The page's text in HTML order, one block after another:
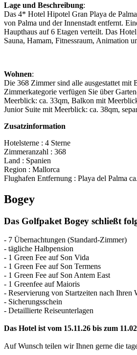
Lage und Beschreibung:
Das 4* Hotel Hipotel Gran Playa de
von Palma und der Innenstadt entfernt.
Haupthaus auf 6 Etagen verteilt. Das
Sauna, Hamam, Fitnessraum, Animation
Wohnen:
Die 368 Zimmer sind alle ausgestattet
Zimmerkategorie verfügen Sie über
Meerblick: ca. 33qm, Balkon mit
Junior Suite mit Meerblick: ca. 38qm,
Zusatzinformation
Hotelsterne : 4 Sterne
Zimmeranzahl : 368
Land : Spanien
Region : Mallorca
Flughafen Entfernung : Playa del Palma
Bogey
Das Golfpaket Bogey schließt
- 7 Übernachtungen (Standard-Zimmer)
- tägliche Halbpension
- 1 Green Fee auf Son Vida
- 1 Green Fee auf Son Termens
- 1 Green Fee auf Son Antem East
- 1 Greenfee auf Maioris
- Reservierung von Startzeiten nach Ihren
- Sicherungsschein
- Detaillierte Reiseunterlagen
Das Hotel ist vom 15.11.26 bis zum
Auf Wunsch teilen wir Ihnen gerne die